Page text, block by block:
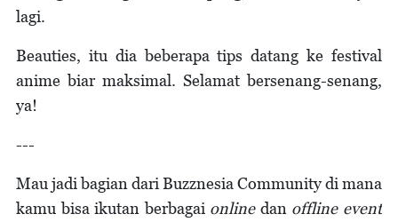
lagi.
Beauties, itu dia beberapa tips datang ke festival
anime biar maksimal. Selamat bersenang-senang,
ya!
---
Mau jadi bagian dari Buzznesia Community di mana
kamu bisa ikutan berbagai onlinedan offline event